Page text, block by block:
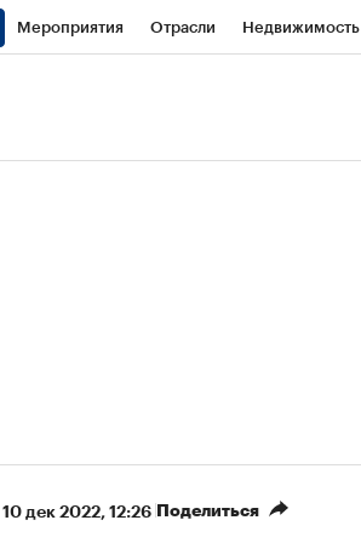
Мероприятия Отрасли Недвижимость
10 дек 2022, 12:26 Поделиться